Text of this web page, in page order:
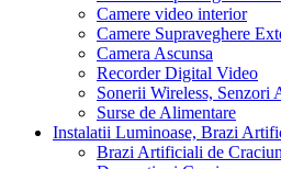
Camere video interior
Camere Supraveghere
Camera Ascunsa
Recorder Digital Video
Sonerii Wireless, Senzori
Surse de Alimentare
Instalatii Luminoase, Brazi
Brazi Artificiali de Craciun